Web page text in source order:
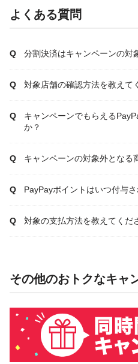
よくある質問
分割決済はキャンペーンの対
対象店舗の確認方法を教えて
キャンペーンでもらえる
か？
キャンペーンの対象外となる
PayPayポイントはいつ付与
対象の支払方法を教えてくだ
その他のおトクなキャ